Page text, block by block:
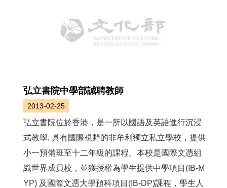
弘立書院中學部誠聘教師
2013-02-25
弘立書院位於香港，是一所以國語及英語進行沉浸
式教學, 具有國際視野的非牟利獨立私立學校，提供
小一預備班至十二年級的課程。本校是國際文憑組
織世界成員校，並獲授權為學生提供中學項目(IB-M
YP) 及國際文憑大學預科項目(IB-DP)課程，學生人